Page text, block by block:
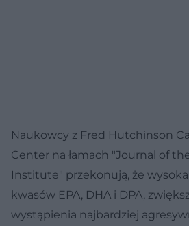
Naukowcy z Fred Hutchinson
Center na łamach "Journal of
Institute" przekonują, że
kwasów EPA, DHA i DPA,
wystąpienia najbardziej